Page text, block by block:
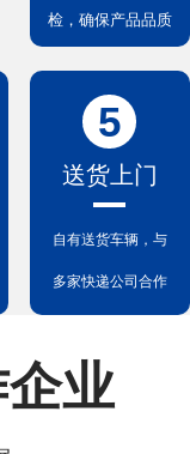
检，确保产品品质
5
送货上门
自有送货车辆，与
多家快递公司合作
业